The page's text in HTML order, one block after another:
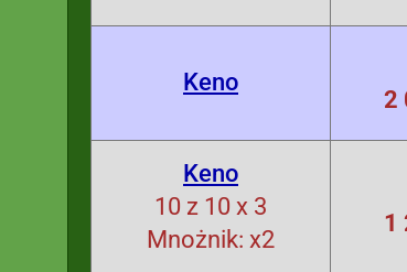
Keno
2
Keno
10 z 10 x 3
Mnożnik: x2
1